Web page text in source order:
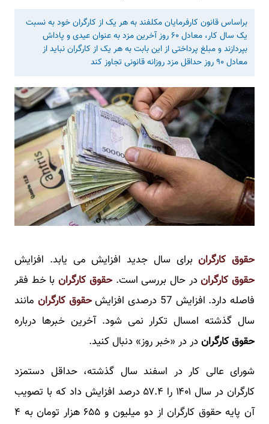
براساس قانون کارفرمایان مکلفند به هر یک از کارگران خود به نسبت
یک سال کار، معادل ۶۰ روز آخرین مزد ‌به عنوان عیدی و پاداش
بپردازند و مبلغ پرداختی از این بابت به هر یک از کارگران نباید از
معادل ۹۰ روز حداقل مزد روزانه قانونی تجاوز کند
حقوق کارگران برای سال جدید افزایش می یابد. افزایش
حقوق کارگران در حال بررسی است.حقوق کارگرانبا خط فقر
فاصله دارد. افزایش 57 درصدی افزایش
حقوق کارگران مانند
سال گذشته امسال تکرار نمی شود. آخرین خبرها درباره
حقوق کارگراندر در «خبر روز» دنبال کنید.
شورای عالی کار در اسفند سال گذشته، حداقل دستمزد
کارگران در سال ۱۴۰۱ را ۵۷.۴ درصد افزایش داد که با تصویب
آن پایه حقوق کارگران از دو میلیون و ۶۵۵ هزار تومان به ۴